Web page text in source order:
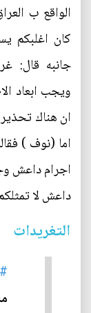
الواقع ب
كان اغلبكم
جانبه قال:
ويجب ابعاد
ان هناك
اما (نوف‏ )
اجرام داعش
داعش لا
التغريدات